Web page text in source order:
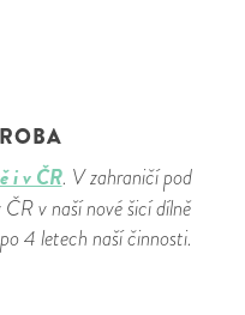
i v ČR. V zahraničí pod
v naší nové šicí dílně
4 letech naší činnosti.